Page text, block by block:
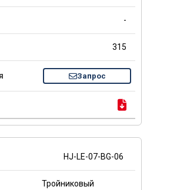
-
315
Запрос
HJ-LE-07-BG-06
Тройниковый